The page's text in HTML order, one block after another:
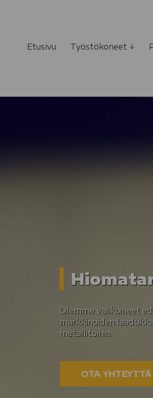
Etusivu Työstökoneet ↓
Olemme valikoineet
markkinoiden
metallitöihin.
OTA